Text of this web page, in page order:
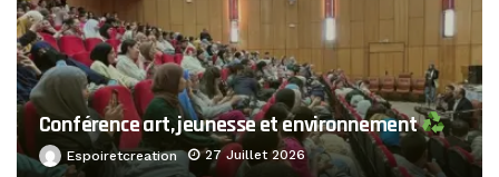
Conférence art, jeunesse et environnement
Espoiretcreation 27 Juillet 2026